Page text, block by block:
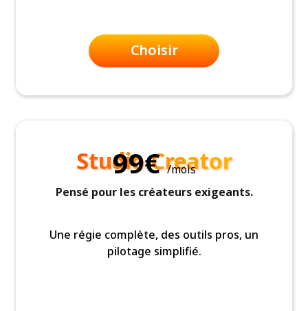
Choisir
Studio Creator
Pensé pour les créateurs exigeants.
Une régie complète, des outils pros, un
pilotage simplifié.
99€ /mois